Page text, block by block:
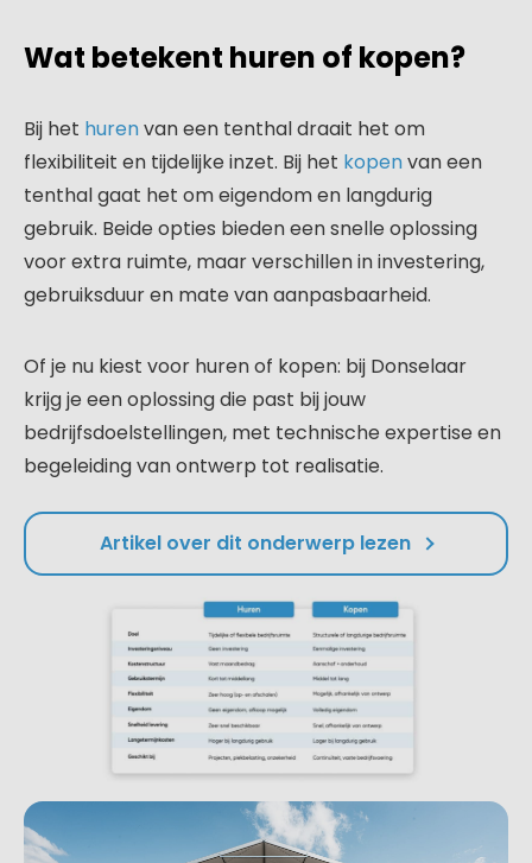
Wat betekent huren of kopen?
Bij het hurenvan een tenthal draait het om
flexibiliteit en tijdelijke inzet. Bij het kopenvan een
tenthal gaat het om eigendom en langdurig
gebruik. Beide opties bieden een snelle oplossing
voor extra ruimte, maar verschillen in investering,
gebruiksduur en mate van aanpasbaarheid.
Of je nu kiest voor huren of kopen: bij Donselaar
krijg je een oplossing die past bij jouw
bedrijfsdoelstellingen, met technische expertise en
begeleiding van ontwerp tot realisatie.
Artikel over dit onderwerp lezen